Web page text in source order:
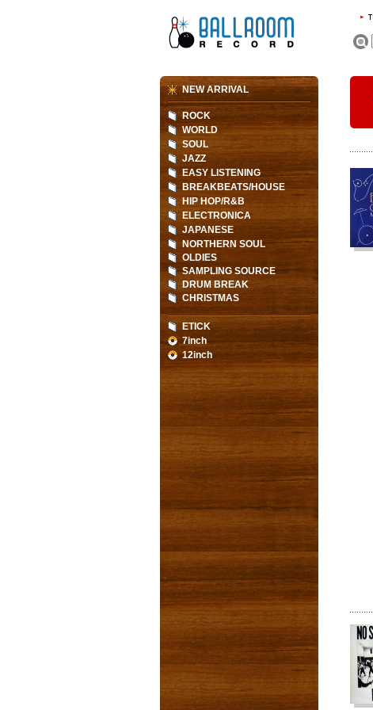
NEW ARRIVAL
ROCK
WORLD
SOUL
JAZZ
EASY LISTENING
BREAKBEATS/HOUSE
HIP HOP/R&B
ELECTRONICA
JAPANESE
NORTHERN SOUL
OLDIES
SAMPLING SOURCE
DRUM BREAK
CHRISTMAS
ETICK
7inch
12inch